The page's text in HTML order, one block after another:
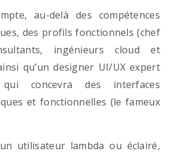
au-delà des compétences
des profils fonctionnels (chef
ingénieurs cloud et
qu’un designer UI/UX expert
concevra des interfaces
et fonctionnelles (le fameux
utilisateur lambda ou éclairé,